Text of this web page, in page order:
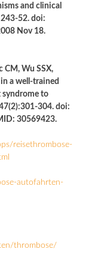
and clinical
52. doi:
Nov 18.
CM, Wu SSX,
a well-trained
syndrome to
304. doi:
30569423.
reisethrombose-
autofahrten-
thrombose/